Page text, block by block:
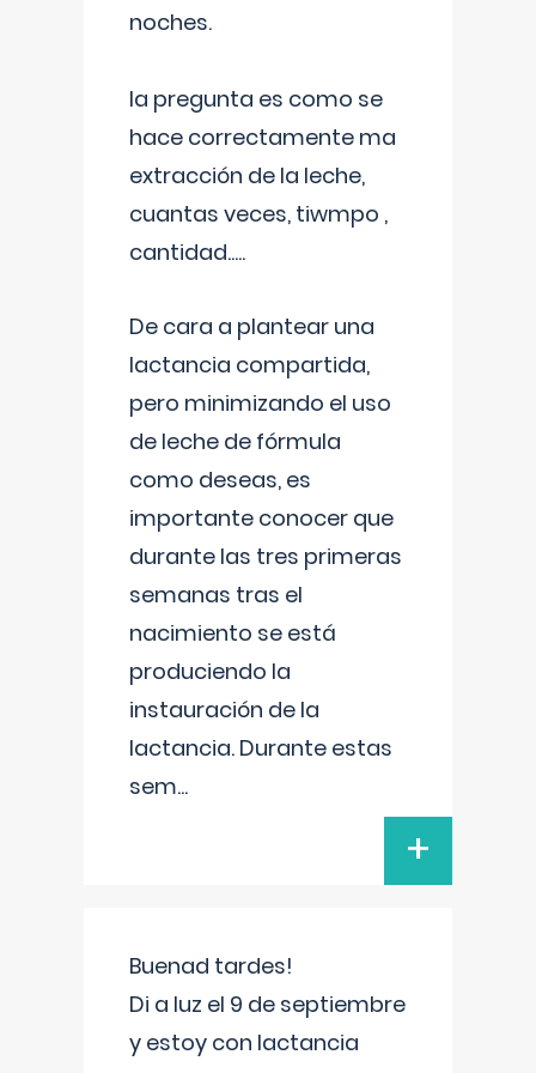
noches.
la pregunta es como se
hace correctamente ma
extracción de la leche,
cuantas veces, tiwmpo ,
cantidad.....
De cara a plantear una
lactancia compartida,
pero minimizando el uso
de leche de fórmula
como deseas, es
importante conocer que
durante las tres primeras
semanas tras el
nacimiento se está
produciendo la
instauración de la
lactancia. Durante estas
sem...
+
Buenad tardes!
Di a luz el 9 de septiembre
y estoy con lactancia